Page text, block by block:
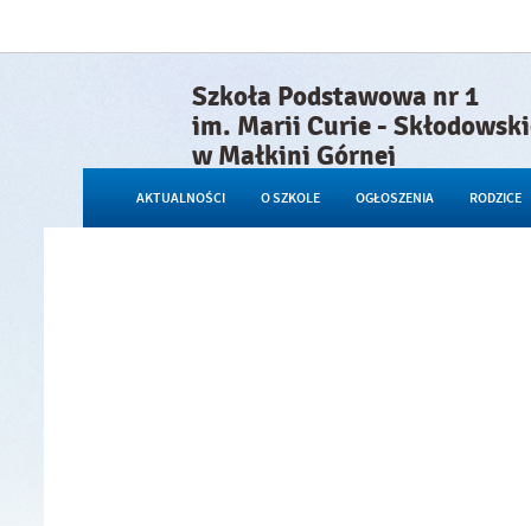
Szkoła Podstawowa nr 1
im. Marii Curie -
w Małkini Górnej
AKTUALNOŚCI O SZKOLE OGŁOSZENIA RODZICE